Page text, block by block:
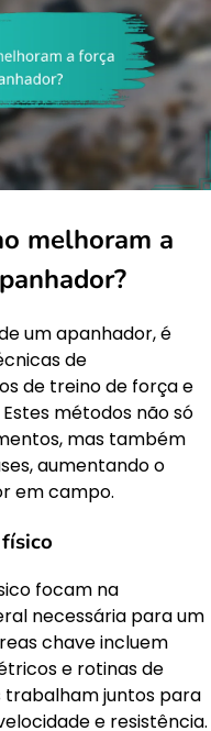
melhoram a
um apanhador, é
de
de treino de força e
métodos não só
mas também
aumentando o
em campo.
focam na
necessária para um
chave incluem
e rotinas de
trabalham juntos para
e resistência.